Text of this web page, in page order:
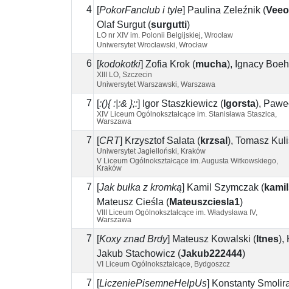
4 [PokorFanclub i tyle] Paulina Żeleźnik (
Olaf Surgut(surgutti)
LO nr XIV im. Polonii Belgijskiej, Wrocław
Uniwersytet Wrocławski, Wrocław
6 [kodokotki] Zofia Krok (mucha), Ignacy
XIII LO, Szczecin
Uniwersytet Warszawski, Warszawa
7 [:(){ :|:& };:] Igor Staszkiewicz ( Igorsta),
XIV Liceum Ogólnokształcące im. Stanisława Staszica,
Warszawa
7 [CRT] Krzysztof Salata (krzsal ), Tomasz
Uniwersytet Jagielloński, Kraków
V Liceum Ogólnokształcące im. Augusta Witkowskiego,
Kraków
7 [Jak bułka z kromką] Kamil Szymczak (
Mateusz Cieśla (Mateuszciesla1)
VIII Liceum Ogólnokształcące im. Władysława IV,
Warszawa
7 [Koxy znad Brdy] Mateusz Kowalski ( Itnes),
Jakub Stachowicz (Jakub222444)
VI Liceum Ogólnokształcące, Bydgoszcz
7 [LiczeniePisemneHelpUs] Konstanty